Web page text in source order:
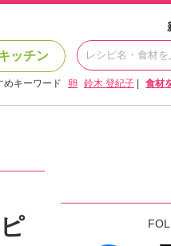
ッチン
めキーワード 卵 鈴木 登紀子 食材